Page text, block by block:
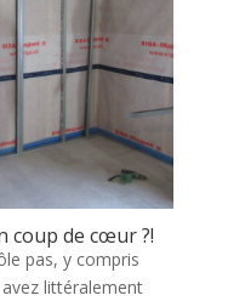
coup de cœur ?!
pas, y compris
littéralement